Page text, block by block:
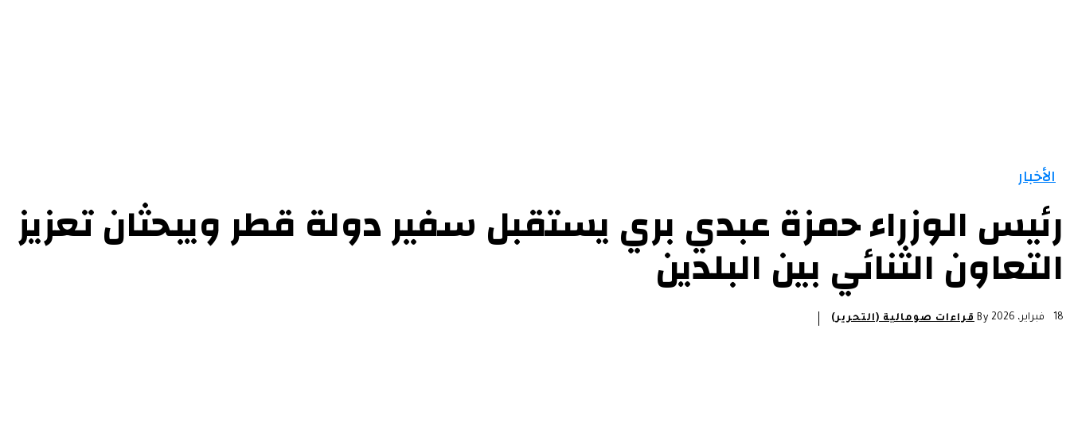
الأخبار
رئيس الوزراء حمزة عبدي بري يستقبل سفير دولة قطر ويبحثان تعزيز
التعاون الثنائي بين البلدين
18 فبراير، 2026 By قراءات صومالية (التحرير)